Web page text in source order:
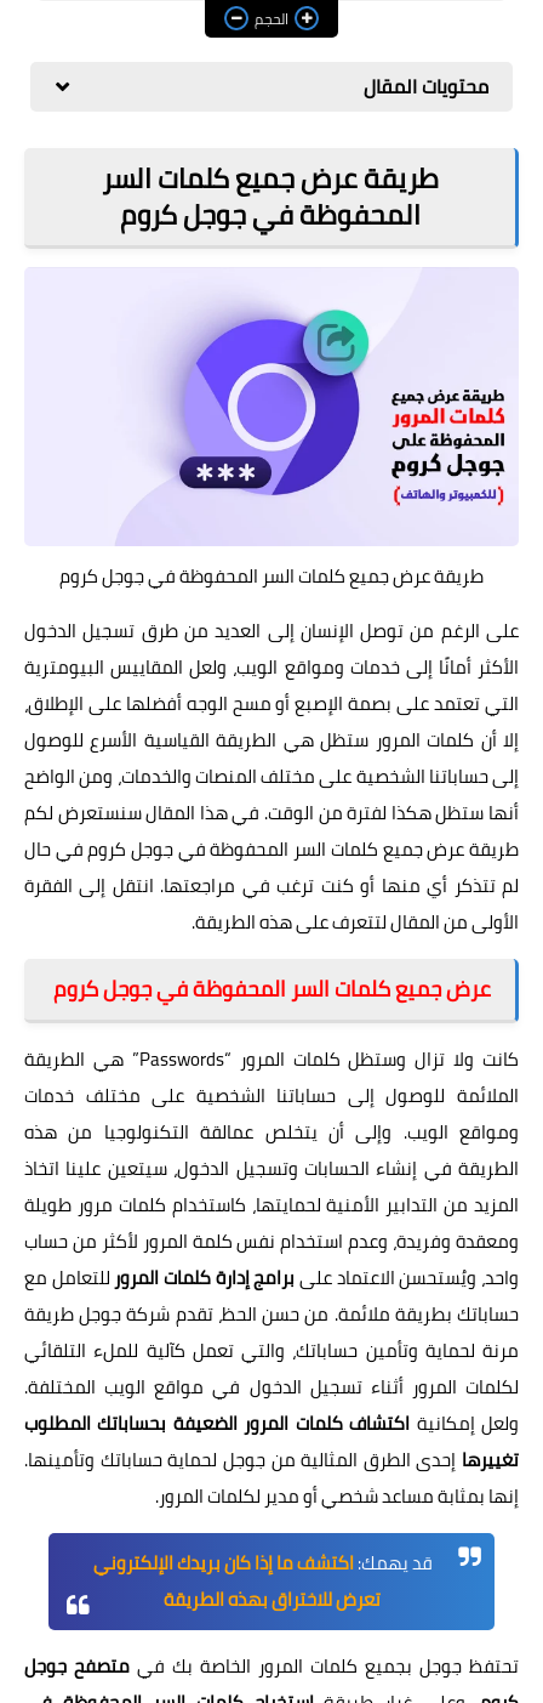
الربح من الانترنت
ذكاء اصطناعي
الحجم
محتويات المقال
طريقة عرض جميع كلمات السر
المحفوظة في جوجل كروم
طريقة عرض جميع كلمات السر المحفوظة في جوجل كروم
على الرغم من توصل الإنسان إلى العديد من طرق تسجيل الدخول
الأكثر أمانًا إلى خدمات ومواقع الويب، ولعل المقاييس البيومترية
التي تعتمد على بصمة الإصبع أو مسح الوجه أفضلها على الإطلاق،
إلا أن كلمات المرور ستظل هي الطريقة القياسية الأسرع للوصول
إلى حساباتنا الشخصية على مختلف المنصات والخدمات، ومن الواضح
أنها ستظل هكذا لفترة من الوقت. في هذا المقال سنستعرض لكم
طريقة عرض جميع كلمات السر المحفوظة في جوجل كروم في حال
لم تتذكر أي منها أو كنت ترغب في مراجعتها. انتقل إلى الفقرة
الأولى من المقال لتتعرف على هذه الطريقة.
عرض جميع كلمات السر المحفوظة في جوجل كروم
كانت ولا تزال وستظل كلمات المرور “Passwords” هي الطريقة
الملائمة للوصول إلى حساباتنا الشخصية على مختلف خدمات
ومواقع الويب. وإلى أن يتخلص عمالقة التكنولوجيا من هذه
الطريقة في إنشاء الحسابات وتسجيل الدخول، سيتعين علينا اتخاذ
المزيد من التدابير الأمنية لحمايتها، كاستخدام كلمات مرور طويلة
ومعقدة وفريدة، وعدم استخدام نفس كلمة المرور لأكثر من حساب
واحد، ويُستحسن الاعتماد علىبرامج إدارة كلمات المرورللتعامل مع
حساباتك بطريقة ملائمة. من حسن الحظ، تقدم شركة جوجل طريقة
مرنة لحماية وتأمين حساباتك، والتي تعمل كآلية للملء التلقائي
لكلمات المرور أثناء تسجيل الدخول في مواقع الويب المختلفة.
ولعل إمكانية اكتشاف كلمات المرور الضعيفة بحساباتك المطلوب
تغييرها إحدى الطرق المثالية من جوجل لحماية حساباتك وتأمينها.
إنها بمثابة مساعد شخصي أو مدير لكلمات المرور.
قد يهمك:اكتشف ما إذا كان بريدك الإلكتروني
تعرض للاختراق بهذه الطريقة
تحتفظ جوجل بجميع كلمات المرور الخاصة بك في متصفح جوجل